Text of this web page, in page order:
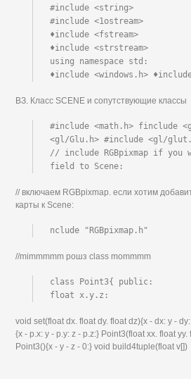
#include <string>
#include <1ostream>
♦include <fstream>
♦include <strstream>
using namespace std:
♦include <windows.h>
ВЗ. Класс SCENE и сопутствующие классы
#include <math.h> finclude
<gl/Glu.h> #include <gl/
// include RGBpixmap if you
field to Scene:
// включаем RGBpixmap. если хотим
карты к Scene:
nclude "RGBpixmap.h"
//mimmmmm рошз class mommmm
class Point3{ public:
float x.y.z:
void set(float dx. float dy. float dz){x - dx: у -
{x - p.x: у - p.у: z - p.z:} Point3(float xx. float
Point3(){x - у - z - 0:} void build4tuple(float v[])